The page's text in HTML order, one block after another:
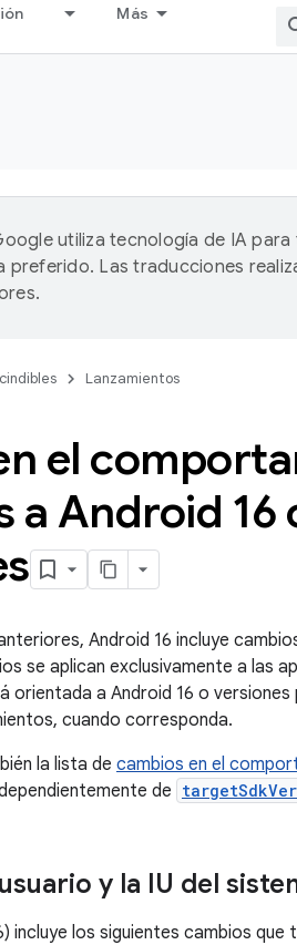
Más
utiliza tecnología de IA
preferido. Las traducciones
Lanzamientos
el
a Android 16
Android 16 incluye
se aplican exclusivamente a las
orientada a Android 16 o
cuando corresponda.
la lista de cambios en el
de
y la IU del
incluye los siguientes cambios